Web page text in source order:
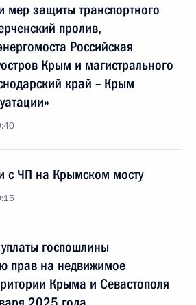
мер защиты транспортного
пролив,
Российская
Крым и магистрального
край – Крым
с ЧП на Крымском мосту
госпошлины
прав на недвижимое
Крыма и Севастополя